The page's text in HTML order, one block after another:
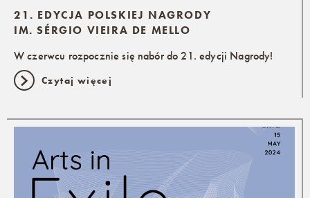
21. EDYCJA POLSKIEJ NAGRODY
IM. SÉRGIO VIEIRA DE MELLO
W czerwcu rozpocznie się nabór do 21. edycji Nagrody!
Czytaj więcej